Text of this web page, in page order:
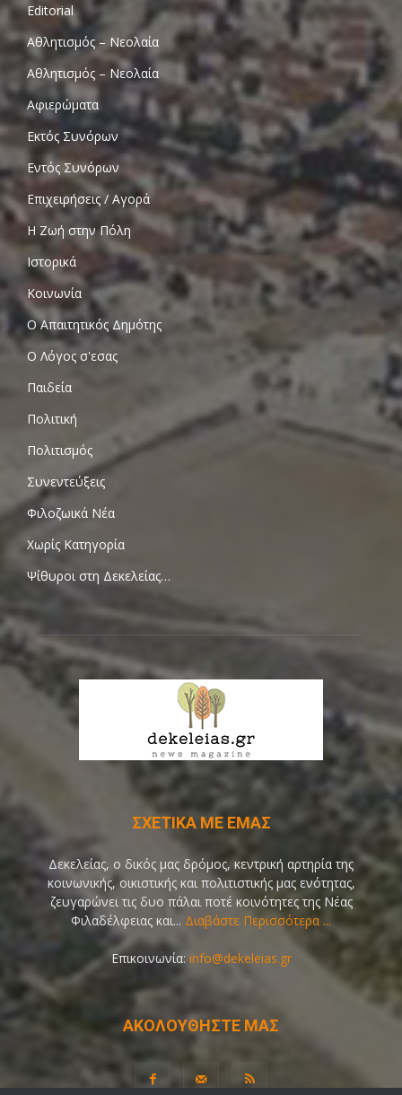
Editorial
Αθλητισμός – Νεολαία
Αθλητισμός – Νεολαία
Αφιερώματα
Εκτός Συνόρων
Εντός Συνόρων
Επιχειρήσεις / Αγορά
Η Ζωή στην Πόλη
Ιστορικά
Κοινωνία
Ο Απαιτητικός Δημότης
Ο Λόγος σ'εσας
Παιδεία
Πολιτική
Πολιτισμός
Συνεντεύξεις
Φιλοζωικά Νέα
Χωρίς Κατηγορία
Ψίθυροι στη Δεκελείας…
ΣΧΕΤΙΚΑ ΜΕ ΕΜΑΣ
Δεκελείας, ο δικός μας δρόμος, κεντρική αρτηρία της
κοινωνικής, οικιστικής και πολιτιστικής μας ενότητας,
ζευγαρώνει τις δυο πάλαι ποτέ κοινότητες της Νέας
Φιλαδέλφειας και... Διαβάστε Περισσότερα ...
Επικοινωνία: info@dekeleias.gr
ΑΚΟΛΟΥΘΗΣΤΕ ΜΑΣ